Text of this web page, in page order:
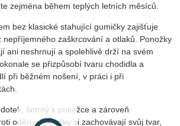
zejména během teplých letních měsíců.
bez klasické stahující gumičky zajišťuje
nepříjemného zaškrcování a otlaků. Ponožky
ani neshrnují a spolehlivě drží na svém
se přizpůsobí tvaru chodidla a
při běžném nošení, v práci i při
šetrný k pokožce a zároveň
oděru. Ponožky si zachovávají svůj tvar,